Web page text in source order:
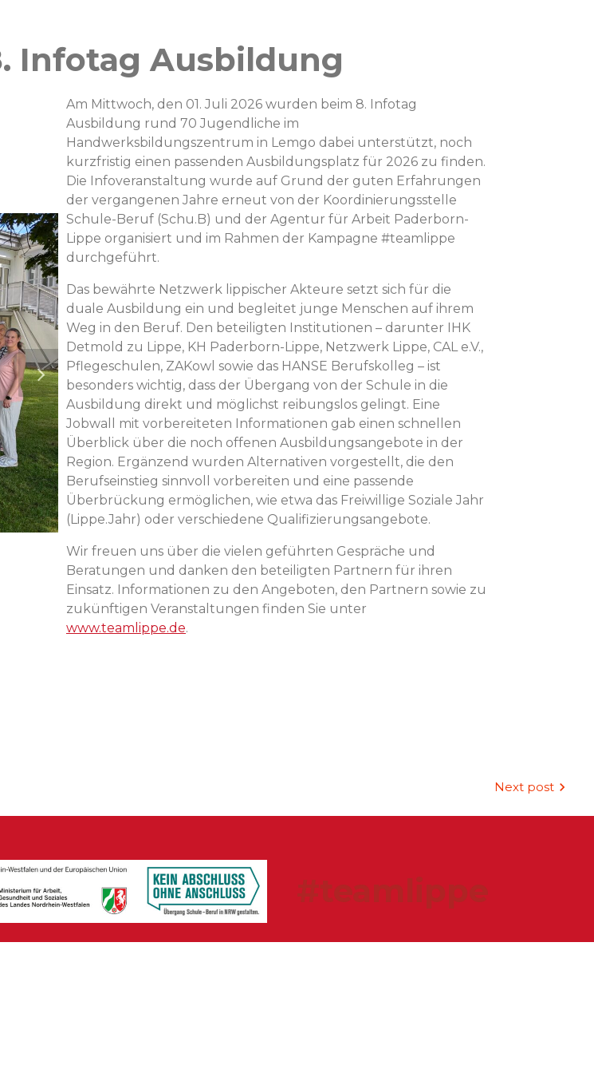
Infotag Ausbildung
Am Mittwoch, den 01. Juli 2026 wurden beim 8. Infotag
Ausbildung rund 70 Jugendliche im
Handwerksbildungszentrum in Lemgo dabei unterstützt, noch
kurzfristig einen passenden Ausbildungsplatz für 2026 zu finden.
Die Infoveranstaltung wurde auf Grund der guten Erfahrungen
der vergangenen Jahre erneut von der Koordinierungsstelle
Schule-Beruf (Schu.B) und der Agentur für Arbeit Paderborn-
Lippe organisiert und im Rahmen der Kampagne #teamlippe
durchgeführt.
Das bewährte Netzwerk lippischer Akteure setzt sich für die
duale Ausbildung ein und begleitet junge Menschen auf ihrem
Weg in den Beruf. Den beteiligten Institutionen – darunter IHK
Detmold zu Lippe, KH Paderborn-Lippe, Netzwerk Lippe, CAL e.V.,
Pflegeschulen, ZAKowl sowie das HANSE Berufskolleg – ist
besonders wichtig, dass der Übergang von der Schule in die
Ausbildung direkt und möglichst reibungslos gelingt. Eine
Jobwall mit vorbereiteten Informationen gab einen schnellen
Überblick über die noch offenen Ausbildungsangebote in der
Region. Ergänzend wurden Alternativen vorgestellt, die den
Berufseinstieg sinnvoll vorbereiten und eine passende
Überbrückung ermöglichen, wie etwa das Freiwillige Soziale Jahr
(Lippe.Jahr) oder verschiedene Qualifizierungsangebote.
Wir freuen uns über die vielen geführten Gespräche und
Beratungen und danken den beteiligten Partnern für ihren
Einsatz. Informationen zu den Angeboten, den Partnern sowie zu
zukünftigen Veranstaltungen finden Sie unter
www.teamlippe.de.
Next post
#teamlippe